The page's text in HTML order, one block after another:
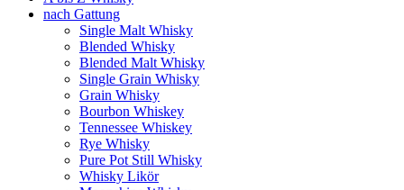
nach Gattung
Single Malt Whisky
Blended Whisky
Blended Malt Whisky
Single Grain Whisky
Grain Whisky
Bourbon Whiskey
Tennessee Whiskey
Rye Whisky
Pure Pot Still Whisky
Whisky Likör